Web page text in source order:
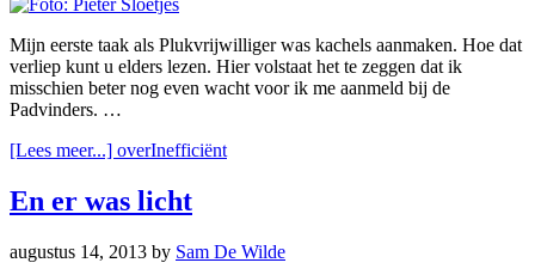
Mijn eerste taak als Plukvrijwilliger was kachels aanmaken. Hoe dat
verliep kunt u elders lezen. Hier volstaat het te zeggen dat ik
misschien beter nog even wacht voor ik me aanmeld bij de
Padvinders. …
[Lees meer...] overInefficiënt
En er was licht
augustus 14, 2013 by Sam De Wilde